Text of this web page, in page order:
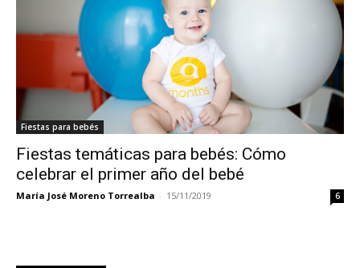
Fiestas para bebés
Fiestas temáticas para bebés: Cómo
celebrar el primer año del bebé
María José Moreno Torrealba - 15/11/2019 6